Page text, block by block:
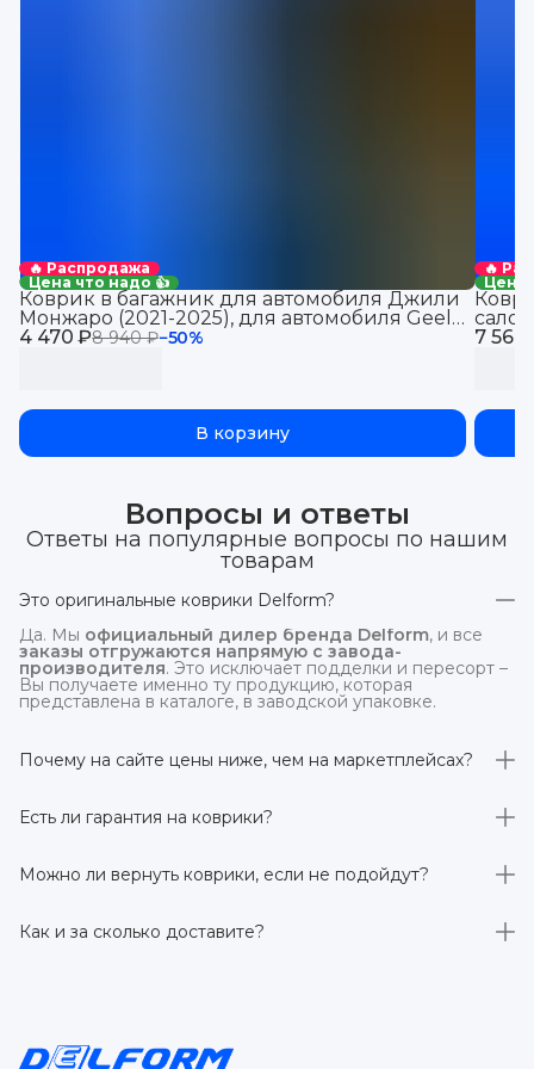
🔥 Распродажа
Цена что надо 👍
4 470 ₽8 940 ₽−50%
Коврик в багажник для автомобиля Джили
Монжаро (2021-2025), для автомобиля Geely
Monjaro, EVA 3D
В корзину
🔥
Цена
7 560
Вопросы и ответы
Ответы на популярные вопросы по нашим
товарам
Это оригинальные коврики Delform?
Да. Мы официальный дилер бренда Delform, и все
заказы отгружаются напрямую с завода-
производителя. Это исключает подделки и пересорт –
Вы получаете именно ту продукцию, которая
представлена в каталоге, в заводской упаковке.
Почему на сайте цены ниже, чем на маркетплейсах?
отгрузка идётнапрямую со склада производителя
без посредников.
Есть ли гарантия на коврики?
производителя 3 года. Если в течение этого срока
обнаружится производственный дефект – заменим
Можно ли вернуть коврики, если не подойдут?
заказанного дистанционно,без объяснения причин –
при условии сохранения товарного вида. Если коврик не
Как и за сколько доставите?